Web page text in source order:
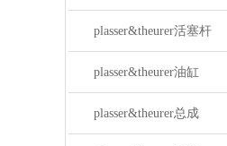
plasser&theurer活塞杆
plasser&theurer油缸
plasser&theurer总成